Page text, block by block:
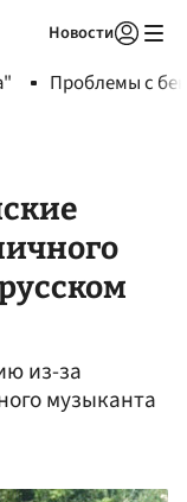
Новости
Проблемы с
из-за
музыканта